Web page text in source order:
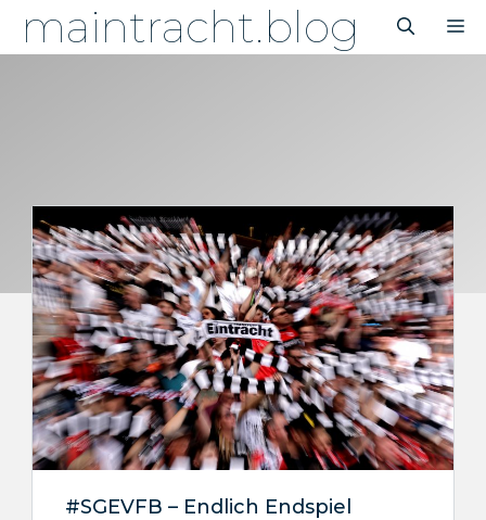
Inhaltmaintracht.blog
#SGEVFB – Endlich Endspiel